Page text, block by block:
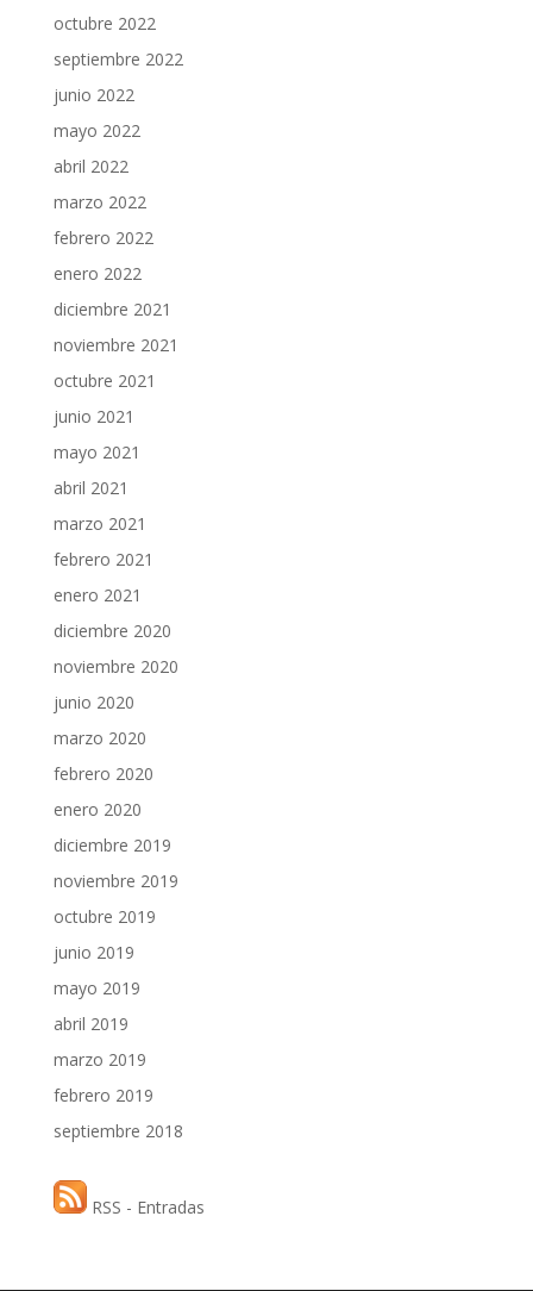
octubre 2022
septiembre 2022
junio 2022
mayo 2022
abril 2022
marzo 2022
febrero 2022
enero 2022
diciembre 2021
noviembre 2021
octubre 2021
junio 2021
mayo 2021
abril 2021
marzo 2021
febrero 2021
enero 2021
diciembre 2020
noviembre 2020
junio 2020
marzo 2020
febrero 2020
enero 2020
diciembre 2019
noviembre 2019
octubre 2019
junio 2019
mayo 2019
abril 2019
marzo 2019
febrero 2019
septiembre 2018
RSS - Entradas